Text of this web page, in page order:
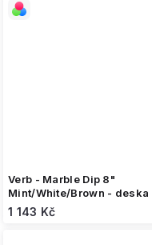
Verb - Marble Dip 8"
Mint/White/Brown - deska
1 143 Kč